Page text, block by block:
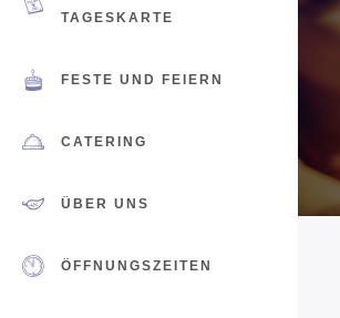
TAGESKARTE
FESTE UND FEIERN
CATERING
ÜBER UNS
ÖFFNUNGSZEITEN